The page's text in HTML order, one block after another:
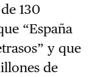
130
“España
y que
de